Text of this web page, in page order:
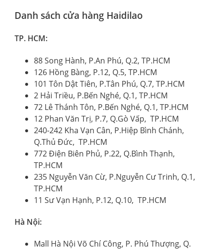
Danh sách cửa hàng Haidilao
TP. HCM:
88 Song Hành, P.An Phú, Q.2, TP.HCM
126 Hồng Bàng, P.12, Q.5, TP.HCM
101 Tôn Dật Tiên, P.Tân Phú, Q.7, TP.HCM
2 Hải Triều, P.Bến Nghé, Q.1, TP.HCM
72 Lê Thánh Tôn, P.Bến Nghé, Q.1, TP.HCM
12 Phan Văn Trị, P.7, Q.Gò Vấp, TP.HCM
240-242 Kha Vạn Cân, P.Hiệp Bình Chánh,
Q.Thủ Đức, TP.HCM
772 Điện Biên Phủ, P.22, Q.Bình Thạnh,
TP.HCM
235 Nguyễn Văn Cừ, P.Nguyễn Cư Trinh, Q.1,
TP.HCM
11 Sư Vạn Hạnh, P.12, Q.10, TP.HCM
Hà Nội:
Mall Hà Nội Võ Chí Công, P. Phú Thượng, Q.